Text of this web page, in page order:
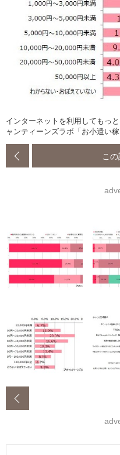
インターネットを利用してもっ
ャンティーンズラボ「お小遣い稼
こ